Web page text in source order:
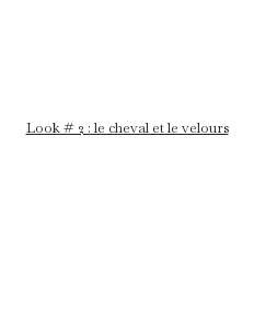
Look # 2 : le cheval et le velours